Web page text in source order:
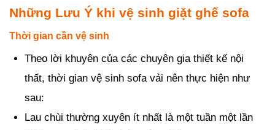
Những Lưu Ý khi vệ sinh giặt ghế sofa
Thời gian cần vệ sinh
Theo lời khuyên của các chuyên gia thiết kế nội
thất, thời gian vệ sinh sofa vải nên thực hiện như
sau:
Lau chùi thường xuyên ít nhất là một tuần một lần